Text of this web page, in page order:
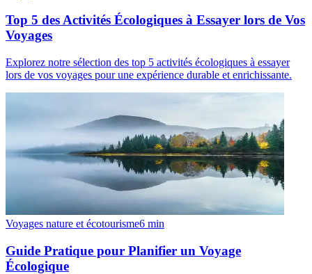
Top 5 des Activités Écologiques à Essayer lors de Vos
Voyages
Explorez notre sélection des top 5 activités écologiques à essayer
lors de vos voyages pour une expérience durable et enrichissante.
Voyages nature et écotourisme6 min
Guide Pratique pour Planifier un Voyage
Écologique